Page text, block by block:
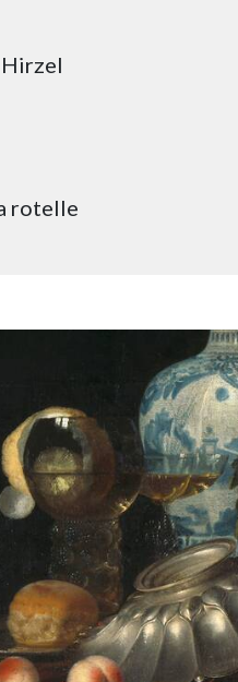
rotelle